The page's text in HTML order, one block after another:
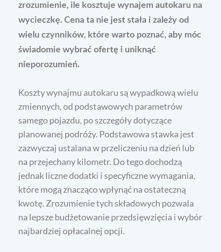
zrozumienie, ile kosztuje wynajem autokaru na
wycieczkę. Cena ta nie jest stała i zależy od
wielu czynników, które warto poznać, aby móc
świadomie wybrać ofertę i uniknąć
nieporozumień.
Koszty wynajmu autokaru są wypadkową wielu
zmiennych, od podstawowych parametrów
samego pojazdu, po szczegóły dotyczące
planowanej podróży. Podstawowa stawka jest
zazwyczaj ustalana w przeliczeniu na dzień lub
na przejechany kilometr. Do tego dochodzą
jednak liczne dodatki i specyficzne wymagania,
które mogą znacząco wpłynąć na ostateczną
kwotę. Zrozumienie tych składowych pozwala
na lepsze budżetowanie przedsięwzięcia i wybór
najbardziej opłacalnej opcji.